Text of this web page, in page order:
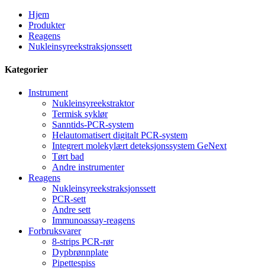
Hjem
Produkter
Reagens
Nukleinsyreekstraksjonssett
Kategorier
Instrument
Nukleinsyreekstraktor
Termisk syklør
Sanntids-PCR-system
Helautomatisert digitalt PCR-system
Integrert molekylært deteksjonssystem GeNext
Tørt bad
Andre instrumenter
Reagens
Nukleinsyreekstraksjonssett
PCR-sett
Andre sett
Immunoassay-reagens
Forbruksvarer
8-strips PCR-rør
Dypbrønnplate
Pipettespiss